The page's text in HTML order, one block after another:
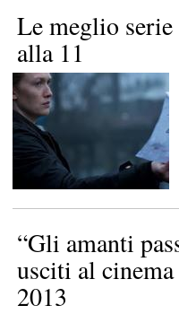
Le meglio
alla 11
“Gli amanti
usciti al
2013